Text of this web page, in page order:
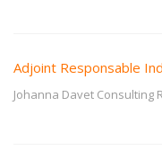
Adjoint Responsable
Johanna Davet Consulting